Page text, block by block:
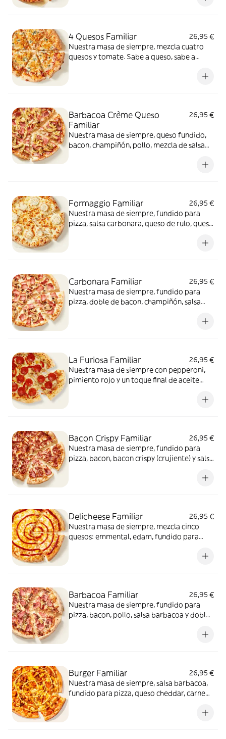
4 Quesos Familiar
26,95 €
Nuestra masa de siempre, mezcla cuatro
quesos y tomate. Sabe a queso, sabe a
Barbacoa Crème Queso
Familiar
26,95 €
Nuestra masa de siempre, queso fundido,
bacon, champiñón, pollo, mezcla de salsa
Formaggio Familiar
26,95 €
Nuestra masa de siempre, fundido para
pizza, salsa carbonara, queso de rulo, queso
cheddar, gouda, emmental , mozzarella y
Carbonara Familiar
26,95 €
Nuestra masa de siempre, fundido para
pizza, doble de bacon, champiñón, salsa
La Furiosa Familiar
26,95 €
Nuestra masa de siempre con pepperoni,
pimiento rojo y un toque final de aceite
Bacon Crispy Familiar
26,95 €
Nuestra masa de siempre, fundido para
pizza, bacon, bacon crispy (crujiente) y salsa
Delicheese Familiar
26,95 €
Nuestra masa de siempre, mezcla cinco
quesos: emmental, edam, fundido para
confitado y orégano. El festival de queso
Barbacoa Familiar
26,95 €
Nuestra masa de siempre, fundido para
pizza, bacon, pollo, salsa barbacoa y doble
Burger Familiar
26,95 €
Nuestra masa de siempre, salsa barbacoa,
fundido para pizza, queso cheddar, carne